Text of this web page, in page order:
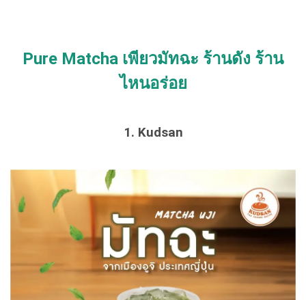
Pure Matcha เพียวมัทฉะ ร้านดัง ร้าน
ไหนอร่อย
1. Kudsan